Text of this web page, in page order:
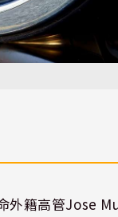
籍高管Jose